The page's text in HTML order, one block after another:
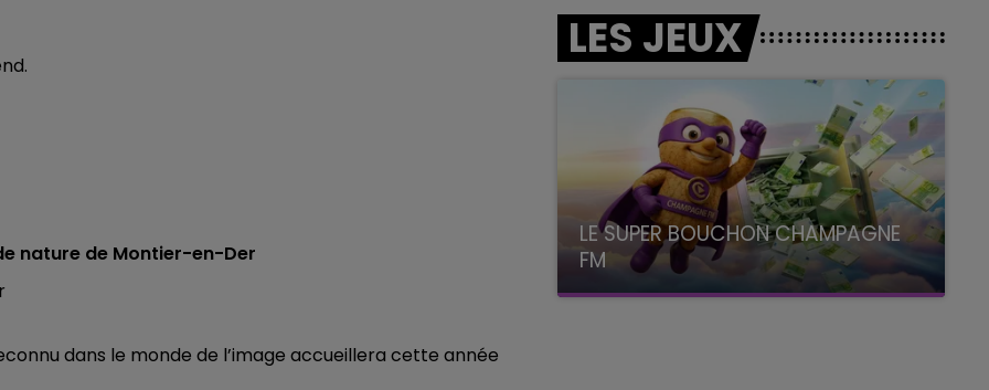
nature de Montier-en-Der
dans le monde de l’image accueillera cette année
LES JEUX
LE SUPER BOUCHON CHAMPAGNE
FM
avec La Famille Champagne FM, à 8H10